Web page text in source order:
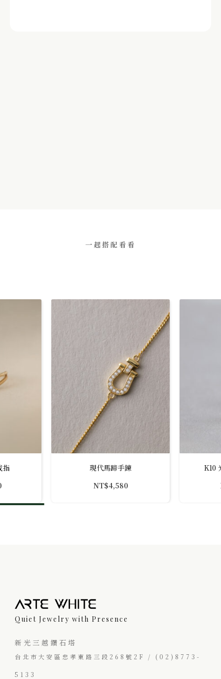
一起搭配看看
指
現代馬蹄手鍊
NT$4,580
K10
Quiet Jewelry with Presence
新光三越鑽石塔
台北市大安區忠孝東路三段268號2F / (02)8773-
5133